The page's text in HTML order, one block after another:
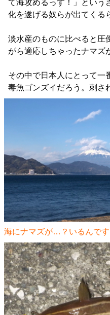
て海攻めるっす！」という
化を遂げる奴らが出てくる
淡水産のものに比べると圧
がら適応しちゃったナマズ
その中で日本人にとって一
毒魚ゴンズイだろう。刺さ
海にナマズが…？いるんです